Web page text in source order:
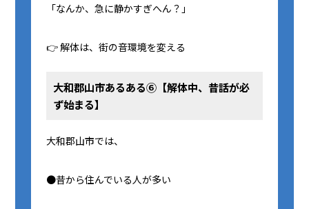
「なんか、急に静かすぎへん？」
👉 解体は、街の音環境を変える
大和郡山市あるある⑥【解体中、昔話が必
ず始まる】
大和郡山市では、
●昔から住んでいる人が多い